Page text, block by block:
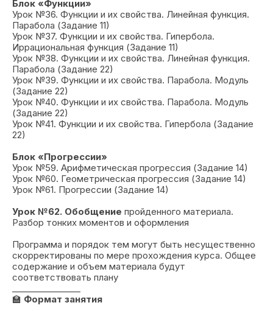
Блок «Функции»
Урок №36. Функции и их свойства. Линейная функция.
Парабола (Задание 11)
Урок №37. Функции и их свойства. Гипербола.
Иррациональная функция (Задание 11)
Урок №38. Функции и их свойства. Линейная функция.
Парабола (Задание 22)
Урок №39. Функции и их свойства. Парабола. Модуль
(Задание 22)
Урок №40. Функции и их свойства. Парабола. Модуль
(Задание 22)
Урок №41. Функции и их свойства. Гипербола (Задание
22)
Блок «Прогрессии»
Урок №59. Арифметическая прогрессия (Задание 14)
Урок №60. Геометрическая прогрессия (Задание 14)
Урок №61. Прогрессии (Задание 14)
Урок №62. Обобщение пройденного материала.
Разбор тонких моментов и оформления
Программа и порядок тем могут быть несущественно
скорректированы по мере прохождения курса. Общее
содержание и объем материала будут
соответствовать плану
🏫 Формат занятия